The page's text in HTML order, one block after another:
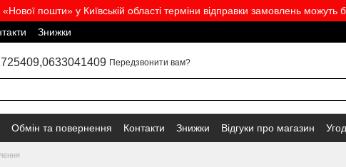
пошти» у Київській області терміни відправки замовлень можуть
Знижки
0633041409 Передзвонити вам?
Обмін та повернення Контакти Знижки Відгуки про магазин